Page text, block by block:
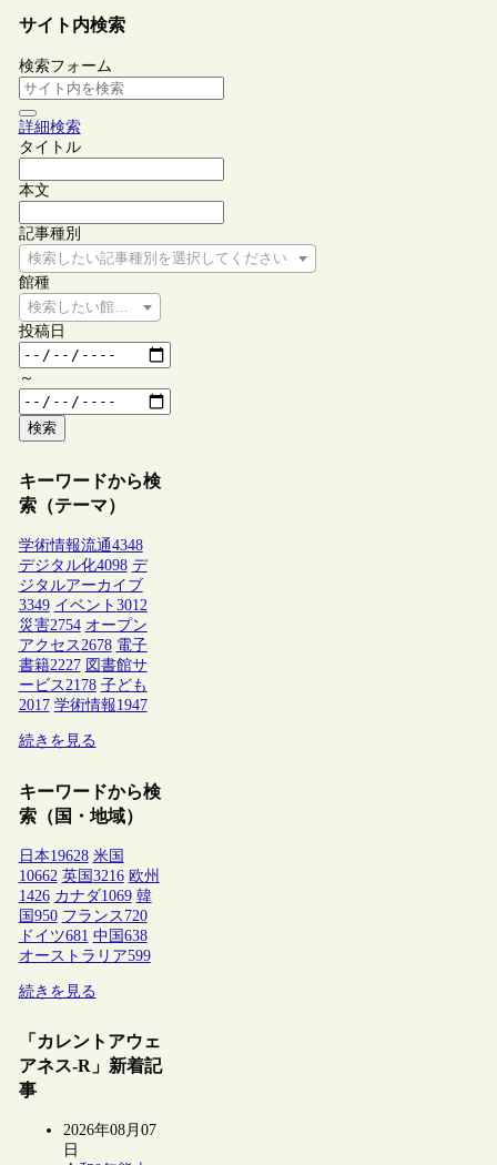
サイト内検索
検索フォーム
詳細検索
タイトル
本文
記事種別
検索したい記事種別を選択してください
館種
検索したい館種を選択してください
投稿日
～
検索
キーワードから検
索（テーマ）
学術情報流通4348
デジタル化4098 デ
ジタルアーカイブ
3349 イベント 3012
災害2754 オープン
アクセス2678 電子
書籍2227 図書館サ
ービス2178 子ども
2017 学術情報1947
続きを見る
キーワードから検
索（国・地域）
日本19628 米国
10662 英国 3216 欧州
1426 カナダ1069 韓
国 950 フランス 720
ドイツ681 中国 638
オーストラリア599
続きを見る
「カレントアウェ
アネス-R」新着記
事
2026年08月07
日